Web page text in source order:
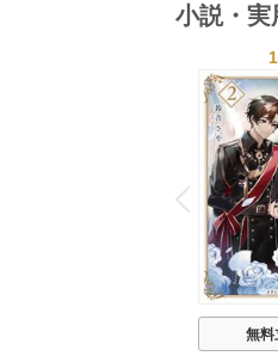
小説・実
P
r
e
v
i
o
u
s
無料